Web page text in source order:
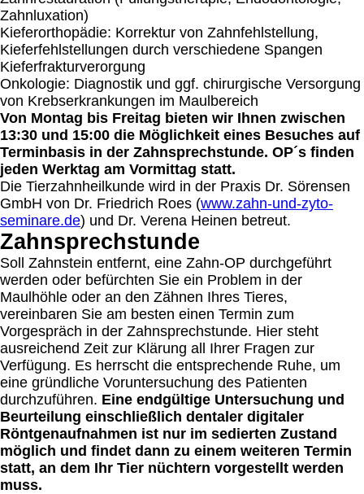
Zahnluxation)
Kieferorthopädie: Korrektur von Zahnfehlstellung,
Kieferfehlstellungen durch verschiedene Spangen
Kieferfrakturverorgung
Onkologie: Diagnostik und ggf. chirurgische Versorgung
von Krebserkrankungen im Maulbereich
Von Montag bis Freitag bieten wir Ihnen zwischen
13:30 und 15:00 die Möglichkeit eines Besuches auf
Terminbasis in der Zahnsprechstunde. OP´s finden
jeden Werktag am Vormittag statt.
Die Tierzahnheilkunde wird in der Praxis Dr. Sörensen
GmbH von Dr. Friedrich Roes (www.zahn-und-zyto-
seminare.de) und Dr. Verena Heinen betreut.
Zahnsprechstunde
Soll Zahnstein entfernt, eine Zahn-OP durchgeführt
werden oder befürchten Sie ein Problem in der
Maulhöhle oder an den Zähnen Ihres Tieres,
vereinbaren Sie am besten einen Termin zum
Vorgespräch in der Zahnsprechstunde. Hier steht
ausreichend Zeit zur Klärung all Ihrer Fragen zur
Verfügung. Es herrscht die entsprechende Ruhe, um
eine gründliche Voruntersuchung des Patienten
durchzuführen. Eine endgültige Untersuchung und
Beurteilung einschließlich dentaler digitaler
Röntgenaufnahmen ist nur im sedierten Zustand
möglich und findet dann zu einem weiteren Termin
statt, an dem Ihr Tier nüchtern vorgestellt werden
muss.